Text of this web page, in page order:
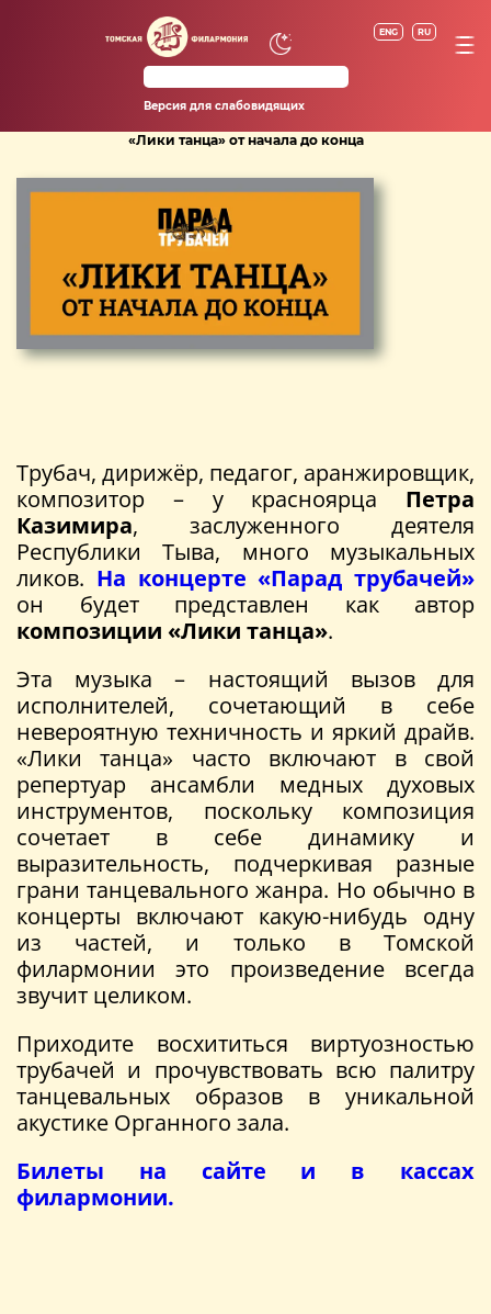
ENG RU
Версия для слабовидящих
«Лики танца» от начала до конца
Трубач, дирижёр, педагог, аранжировщик,
композитор – у красноярца Петра
Казимира, заслуженного деятеля
Республики Тыва, много музыкальных
ликов. На концерте «Парад трубачей»
он будет представлен как автор
композиции «Лики танца».
Эта музыка – настоящий вызов для
исполнителей, сочетающий в себе
невероятную техничность и яркий драйв.
«Лики танца» часто включают в свой
репертуар ансамбли медных духовых
инструментов, поскольку композиция
сочетает в себе динамику и
выразительность, подчеркивая разные
грани танцевального жанра. Но обычно в
концерты включают какую-нибудь одну
из частей, и только в Томской
филармонии это произведение всегда
звучит целиком.
Приходите восхититься виртуозностью
трубачей и прочувствовать всю палитру
танцевальных образов в уникальной
акустике Органного зала.
Билеты на сайте и в кассах
филармонии.